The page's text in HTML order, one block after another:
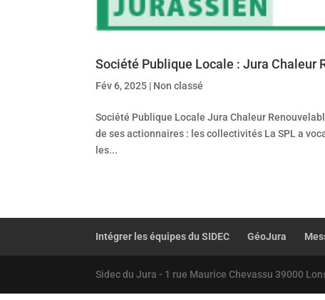
Société Publique Locale : Jura Chaleur
Fév 6, 2025 | Non classé
Société Publique Locale Jura Chaleur
de ses actionnaires : les collectivités La SPL a
les...
Intégrer les équipes du SIDEC GéoJura
Sidec du Jura - 1 rue Maurice Chevassu 39000